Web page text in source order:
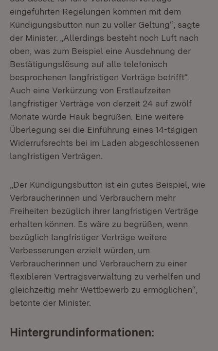
eingeführten Regelungen kommen mit dem
Kündigungsbutton nun zu voller Geltung“, sagte
der Minister. „Allerdings besteht noch Luft nach
oben, was zum Beispiel eine Ausdehnung der
Bestätigungslösung auf alle telefonisch
besprochenen langfristigen Verträge betrifft“.
Auch eine Verkürzung von Erstlaufzeiten
langfristiger Verträge von derzeit 24 auf zwölf
Monate würde Hauk begrüßen. Eine weitere
Überlegung sei die Einführung eines 14-tägigen
Widerrufsrechts bei im Laden abgeschlossenen
langfristigen Verträgen.
„Der Kündigungsbutton ist ein gutes Beispiel, wie
Verbraucherinnen und Verbrauchern mehr
Freiheiten bezüglich ihrer langfristigen Verträge
erhalten können. Es wäre zu begrüßen, wenn
bezüglich langfristiger Verträge weitere
Verbesserungen erzielt würden, um
Verbraucherinnen und Verbrauchern zu einer
flexibleren Vertragsverwaltung zu verhelfen und
gleichzeitig mehr Wettbewerb zu ermöglichen“,
betonte der Minister.
Hintergrundinformationen: